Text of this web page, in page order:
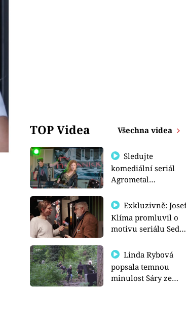
TOP Videa Všechna videa
Sledujte
komediální seriál
Agrometal
prima+
Exkluzivně: Josef
Klíma promluvil o
motivu seriálu Sedm
Linda Rybová
popsala temnou
minulost Sáry ze